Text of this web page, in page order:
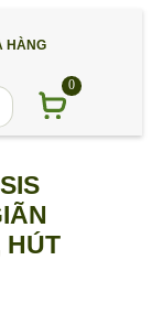
HÀNG
0
HÚT